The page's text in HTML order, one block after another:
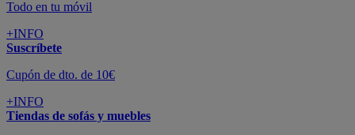
Todo en tu móvil
+INFO
Suscríbete
Cupón de dto. de 10€
+INFO
Tiendas de sofás y muebles